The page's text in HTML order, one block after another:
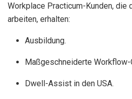
Workplace Practicum-Kunden, die
arbeiten, erhalten:
Ausbildung.
Maßgeschneiderte Workflow-
Dwell-Assist in den USA.